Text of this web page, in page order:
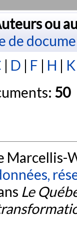
ou
de
| D | F | H | K
50
Marcellis-
Le